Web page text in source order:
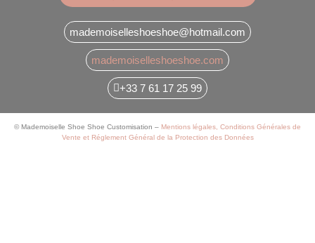
mademoiselleshoeshoe@hotmail.com
mademoiselleshoeshoe.com
+33 7 61 17 25 99
© Mademoiselle Shoe Shoe Customisation – Mentions légales, Conditions Générales de
Vente et Réglement Général de la Protection des Données